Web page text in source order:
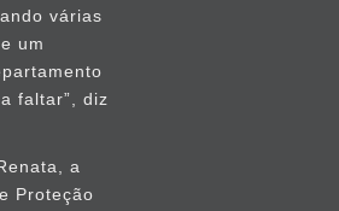
várias
um
faltar”, diz
a
Proteção